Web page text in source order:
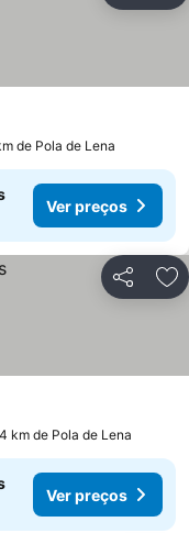
de Pola de Lena
Ver preços
Partilhar
km de Pola de Lena
Ver preços